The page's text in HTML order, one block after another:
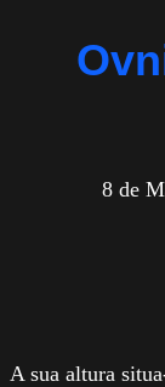
8 de
A sua altura